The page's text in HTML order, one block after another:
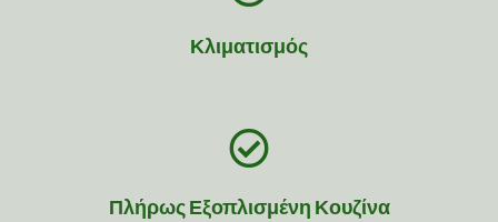
Κλιματισμός
Πλήρως Εξοπλισμένη Κουζίνα